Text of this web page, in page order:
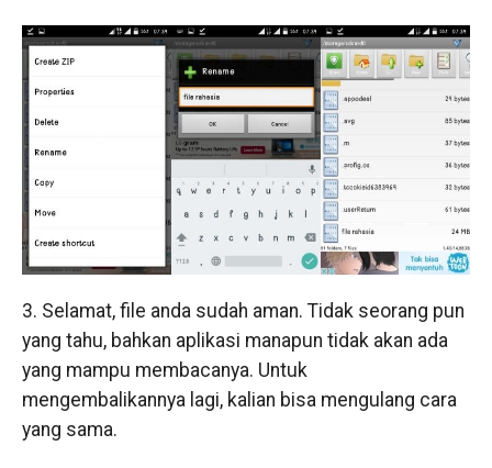
3. Selamat, file anda sudah aman. Tidak seorang pun
yang tahu, bahkan aplikasi manapun tidak akan ada
yang mampu membacanya. Untuk
mengembalikannya lagi, kalian bisa mengulang cara
yang sama.